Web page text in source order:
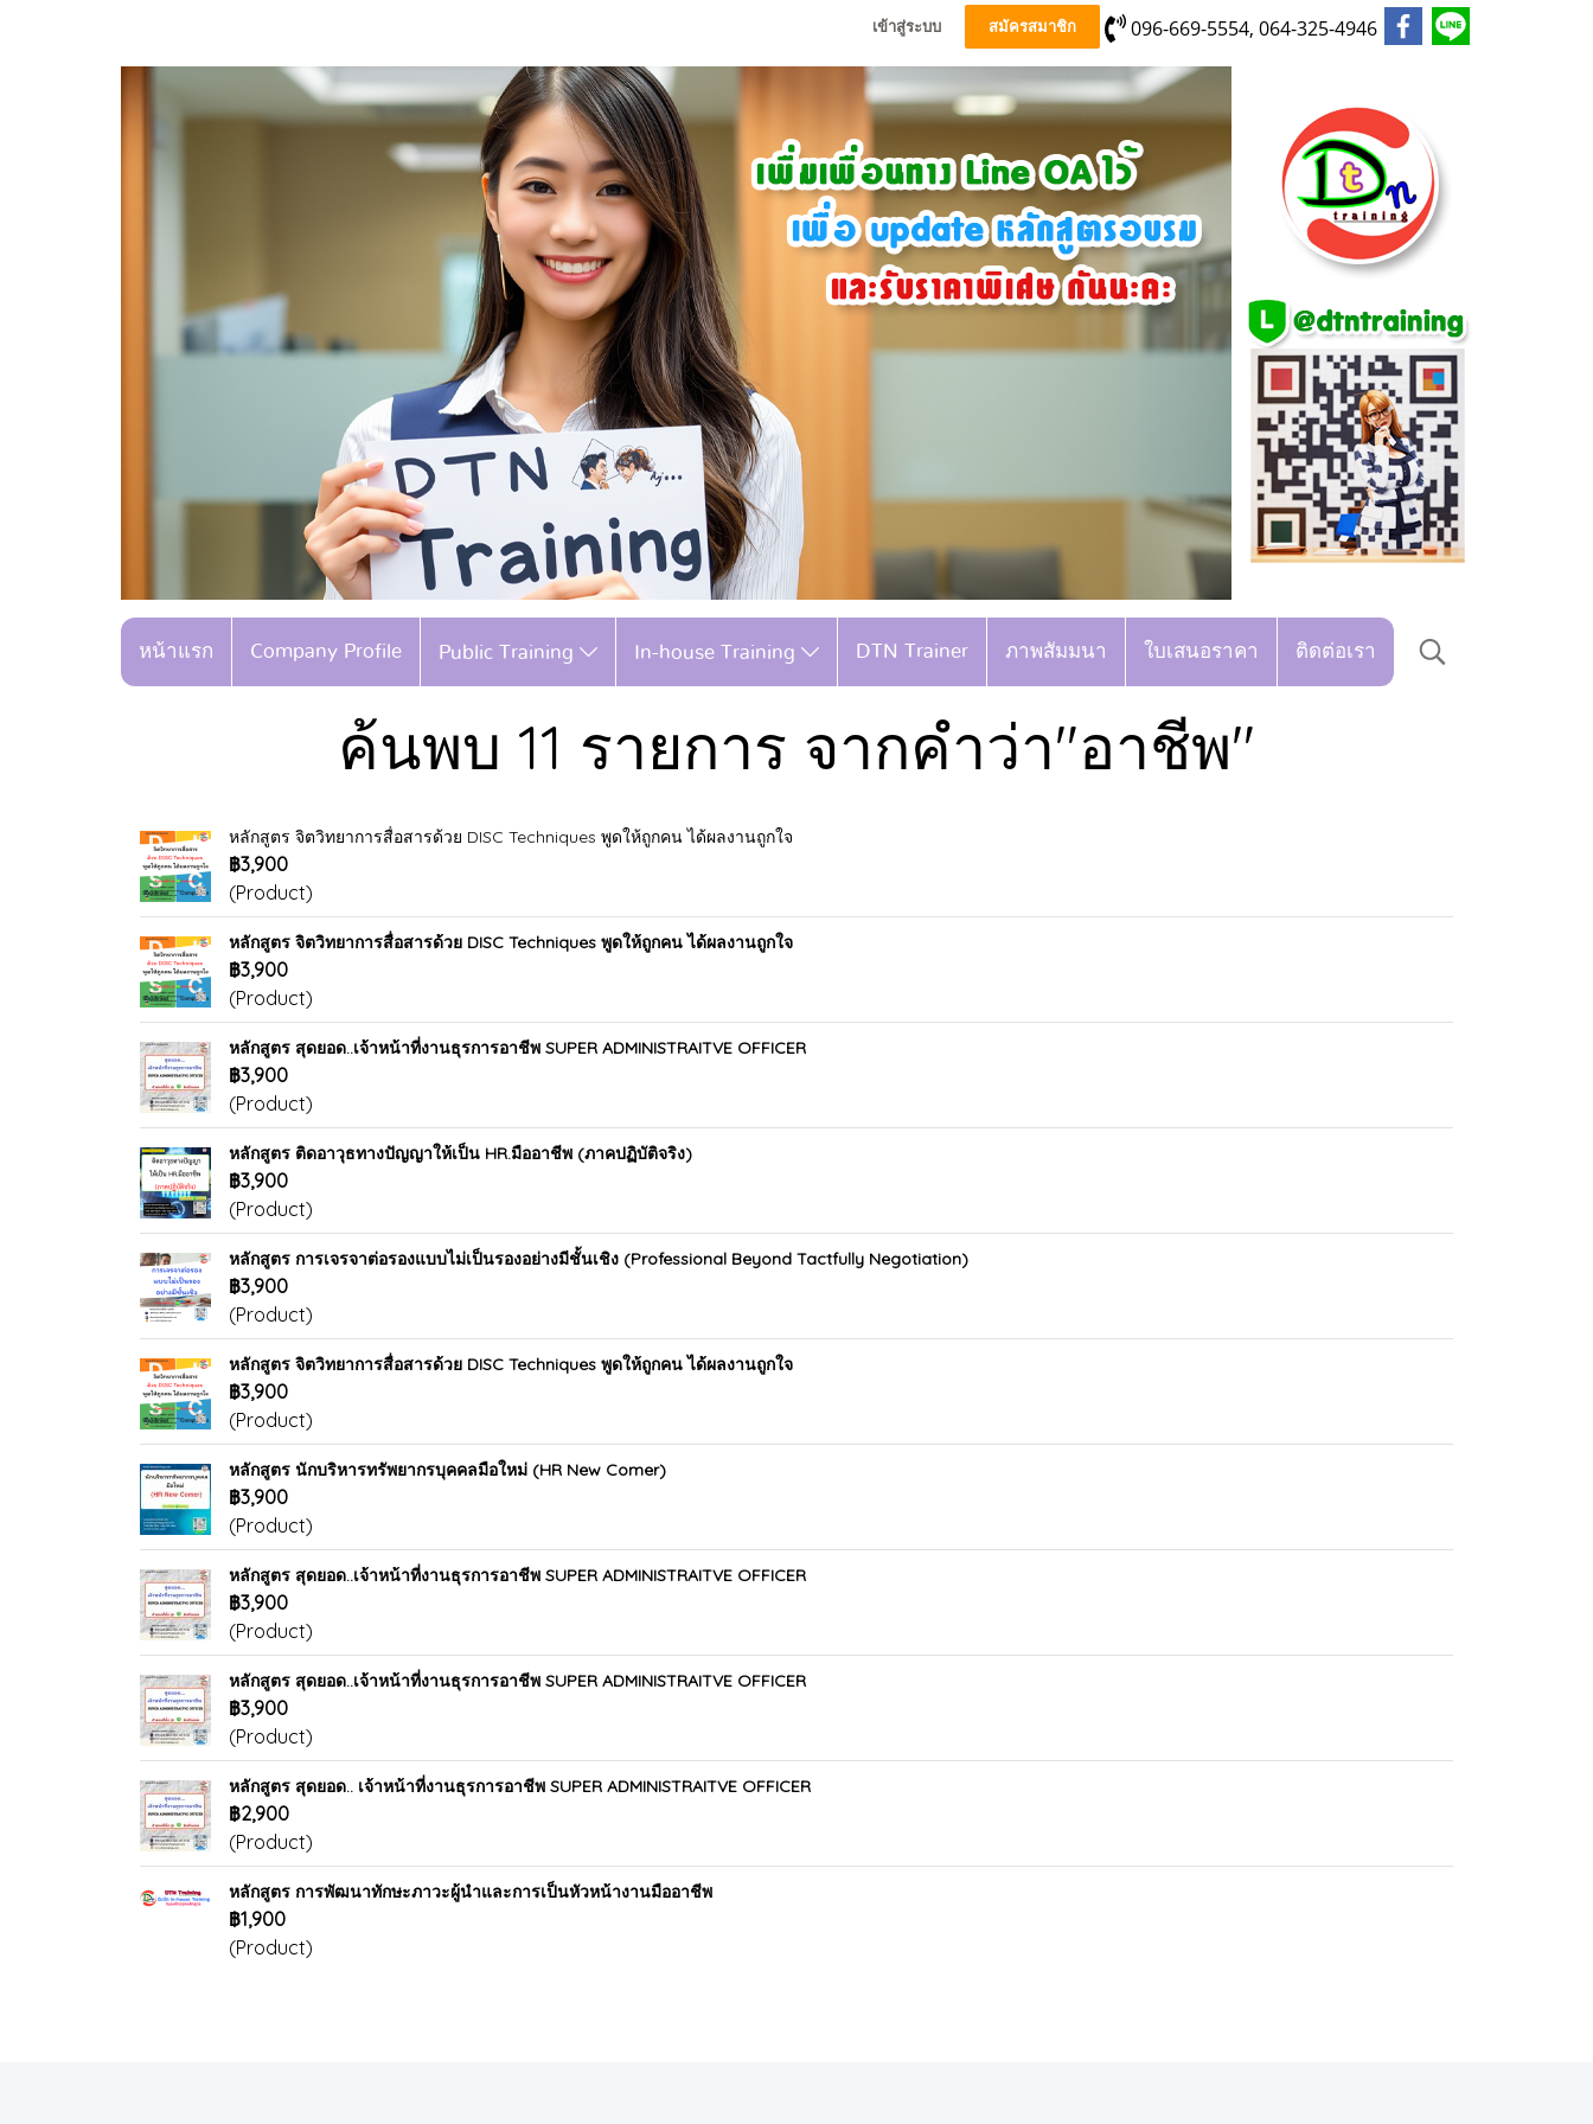
เข้าสู่ระบบ สมัครสมาชิก 096-669-5554, 064-325-4946
หน้าแรก Company Profile Public Training In-house Training DTN Trainer ภาพสัมมนา ใบเสนอราคา ติดต่อเรา
ค้นพบ 11 รายการ จากคำว่า"อาชีพ"
หลักสูตร จิตวิทยาการสื่อสารด้วย DISC Techniques พูดให้ถูกคน ได้ผลงานถูกใจ
฿3,900
(Product)
หลักสูตร จิตวิทยาการสื่อสารด้วย DISC Techniques พูดให้ถูกคน ได้ผลงานถูกใจ
฿3,900
(Product)
หลักสูตร สุดยอด..เจ้าหน้าที่งานธุรการอาชีพ SUPER ADMINISTRAITVE OFFICER
฿3,900
(Product)
หลักสูตร ติดอาวุธทางปัญญาให้เป็น HR.มืออาชีพ (ภาคปฏิบัติจริง)
฿3,900
(Product)
หลักสูตร การเจรจาต่อรองแบบไม่เป็นรองอย่างมีชั้นเชิง (Professional Beyond Tactfully Negotiation)
฿3,900
(Product)
หลักสูตร จิตวิทยาการสื่อสารด้วย DISC Techniques พูดให้ถูกคน ได้ผลงานถูกใจ
฿3,900
(Product)
หลักสูตร นักบริหารทรัพยากรบุคคลมือใหม่ (HR New Comer)
฿3,900
(Product)
หลักสูตร สุดยอด..เจ้าหน้าที่งานธุรการอาชีพ SUPER ADMINISTRAITVE OFFICER
฿3,900
(Product)
หลักสูตร สุดยอด..เจ้าหน้าที่งานธุรการอาชีพ SUPER ADMINISTRAITVE OFFICER
฿3,900
(Product)
หลักสูตร สุดยอด.. เจ้าหน้าที่งานธุรการอาชีพ SUPER ADMINISTRAITVE OFFICER
฿2,900
(Product)
หลักสูตร การพัฒนาทักษะภาวะผู้นำและการเป็นหัวหน้างานมืออาชีพ
฿1,900
(Product)